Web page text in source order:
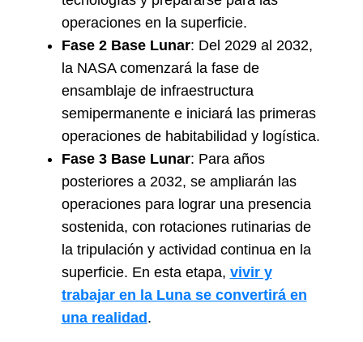
operaciones en la superficie.
Fase 2 Base Lunar: Del 2029 al 2032,
la NASA comenzará la fase de
ensamblaje de infraestructura
semipermanente e iniciará las primeras
operaciones de habitabilidad y logística.
Fase 3 Base Lunar: Para años
posteriores a 2032, se ampliarán las
operaciones para lograr una presencia
sostenida, con rotaciones rutinarias de
la tripulación y actividad continua en la
superficie. En esta etapa, vivir y
trabajar en la Luna se convertirá en
una realidad.